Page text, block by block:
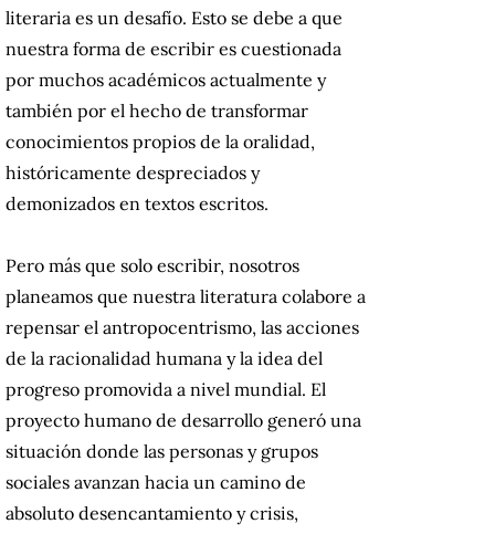
literaria es un desafío. Esto se debe a que
nuestra forma de escribir es cuestionada
por muchos académicos actualmente y
también por el hecho de transformar
conocimientos propios de la oralidad,
históricamente despreciados y
demonizados en textos escritos.
Pero más que solo escribir, nosotros
planeamos que nuestra literatura colabore a
repensar el antropocentrismo, las acciones
de la racionalidad humana y la idea del
progreso promovida a nivel mundial. El
proyecto humano de desarrollo generó una
situación donde las personas y grupos
sociales avanzan hacia un camino de
absoluto desencantamiento y crisis,